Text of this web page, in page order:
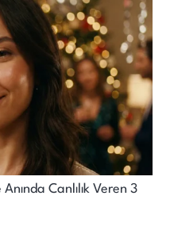
Anında Canlılık Veren 3